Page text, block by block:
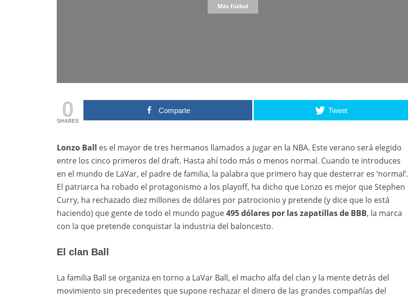
Más fútbol
0
SHARES
Comparte Tweet
Lonzo Ball es el mayor de tres hermanos llamados a jugar en la NBA. Este verano será elegido
entre los cinco primeros del draft. Hasta ahí todo más o menos normal. Cuando te introduces
en el mundo de LaVar, el padre de familia, la palabra que primero hay que desterrar es ‘normal’.
El patriarca ha robado el protagonismo a los playoff, ha dicho que Lonzo es mejor que Stephen
Curry, ha rechazado diez millones de dólares por patrocionio y pretende (y dice que lo está
haciendo) que gente de todo el mundo pague495 dólares por las zapatillas de BBB, la marca
con la que pretende conquistar la industria del baloncesto.
El clan Ball
La familia Ball se organiza en torno a LaVar Ball, el macho alfa del clan y la mente detrás del
movimiento sin precedentes que supone rechazar el dinero de las grandes compañías del